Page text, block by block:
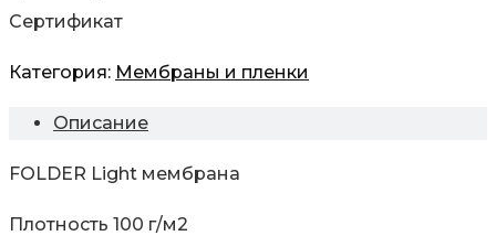
Сертификат
Категория: Мембраны и пленки
Описание
FOLDER Light мембрана
Плотность 100 г/м2